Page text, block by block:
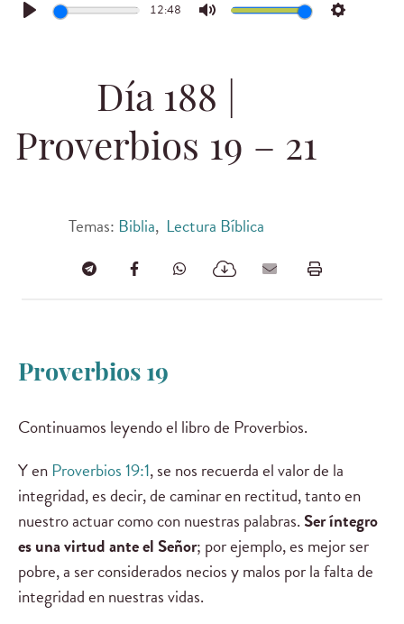
Play
12:48
Mute Settings
Día 188 |
Proverbios 19 – 21
Temas: Biblia, Lectura Bíblica
Proverbios 19
Continuamos leyendo el libro de Proverbios.
Y en Proverbios 19:1, se nos recuerda el valor de la
integridad, es decir, de caminar en rectitud, tanto en
nuestro actuar como con nuestras palabras. Ser íntegro
es una virtud ante el Señor; por ejemplo, es mejor ser
pobre, a ser considerados necios y malos por la falta de
integridad en nuestras vidas.